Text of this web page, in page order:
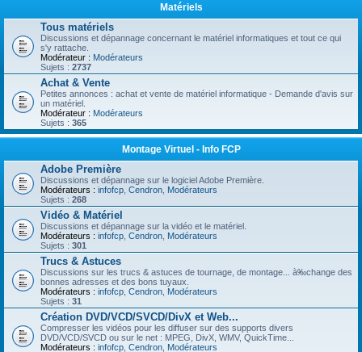
Matériels
Tous matériels
Discussions et dépannage concernant le matériel informatiques et tout ce qui
s'y rattache.
Modérateur : Modérateurs
Sujets : 2737
Achat & Vente
Petites annonces : achat et vente de matériel informatique - Demande d'avis sur
un matériel.
Modérateur : Modérateurs
Sujets : 365
Montage Virtuel - Info FCP
Adobe Première
Discussions et dépannage sur le logiciel Adobe Première.
Modérateurs : infofcp Cendron Modérateurs
Sujets : 268
Vidéo & Matériel
Discussions et dépannage sur la vidéo et le matériel.
Modérateurs : infofcp Cendron Modérateurs
Sujets : 301
Trucs & Astuces
Discussions sur les trucs & astuces de tournage, de montage... à‰change des
bonnes adresses et des bons tuyaux.
Modérateurs : infofcp Cendron Modérateurs
Sujets : 31
Création DVD/VCD/SVCD/DivX et Web...
Compresser les vidéos pour les diffuser sur des supports divers
DVD/VCD/SVCD ou sur le net : MPEG, DivX, WMV, QuickTime...
Modérateurs : infofcp Cendron Modérateurs